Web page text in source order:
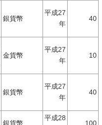
銀貨幣
平成27
年
40
金貨幣
平成27
年
10
銀貨幣
平成27
年
40
銀貨幣
平成28
100